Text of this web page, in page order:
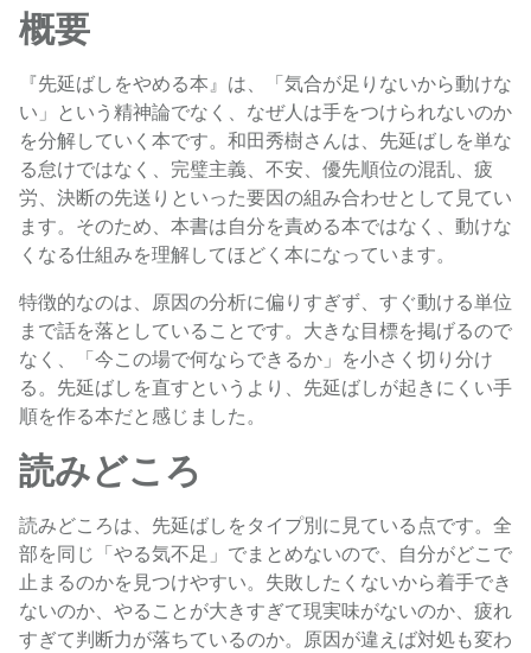
概要
『先延ばしをやめる本』は、「気合が足りないから動けな
い」という精神論でなく、なぜ人は手をつけられないのか
を分解していく本です。和田秀樹さんは、先延ばしを単な
る怠けではなく、完璧主義、不安、優先順位の混乱、疲
労、決断の先送りといった要因の組み合わせとして見てい
ます。そのため、本書は自分を責める本ではなく、動けな
くなる仕組みを理解してほどく本になっています。
特徴的なのは、原因の分析に偏りすぎず、すぐ動ける単位
まで話を落としていることです。大きな目標を掲げるので
なく、「今この場で何ならできるか」を小さく切り分け
る。先延ばしを直すというより、先延ばしが起きにくい手
順を作る本だと感じました。
読みどころ
読みどころは、先延ばしをタイプ別に見ている点です。全
部を同じ「やる気不足」でまとめないので、自分がどこで
止まるのかを見つけやすい。失敗したくないから着手でき
ないのか、やることが大きすぎて現実味がないのか、疲れ
すぎて判断力が落ちているのか。原因が違えば対処も変わ